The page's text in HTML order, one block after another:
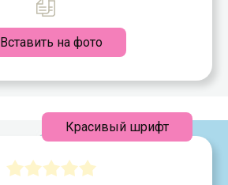
Вставить на фото
Красивый шрифт